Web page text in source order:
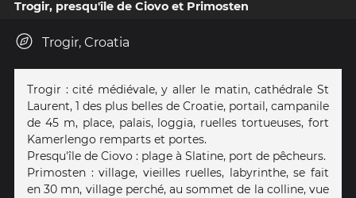
Trogir, presqu'île de Ciovo et Primosten
Trogir, Croatia
Trogir : cité médiévale, y aller le matin, cathédrale St
Laurent, 1 des plus belles de Croatie, portail, campanile
de 45 m, place, palais, loggia, ruelles tortueuses, fort
Kamerlengo remparts et portes.
Presqu'île de Ciovo : plage à Slatine, port de pêcheurs.
Primosten : village, vieilles ruelles, labyrinthe, se fait
en 30 mn, village perché, au sommet de la colline, vue